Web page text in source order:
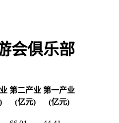
会俱乐部
第二产业
(亿元)
第一产业
(亿元)